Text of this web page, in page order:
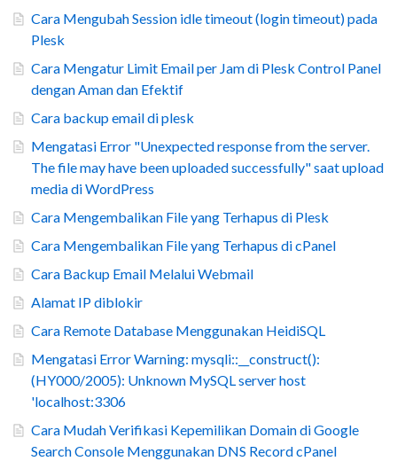
Cara Mengubah Session idle timeout (login timeout) pada
Plesk
Cara Mengatur Limit Email per Jam di Plesk Control Panel
dengan Aman dan Efektif
Cara backup email di plesk
Mengatasi Error "Unexpected response from the server.
The file may have been uploaded successfully" saat upload
media di WordPress
Cara Mengembalikan File yang Terhapus di Plesk
Cara Mengembalikan File yang Terhapus di cPanel
Cara Backup Email Melalui Webmail
Alamat IP diblokir
Cara Remote Database Menggunakan HeidiSQL
Mengatasi Error Warning: mysqli::__construct():
(HY000/2005): Unknown MySQL server host
'localhost:3306
Cara Mudah Verifikasi Kepemilikan Domain di Google
Search Console Menggunakan DNS Record cPanel